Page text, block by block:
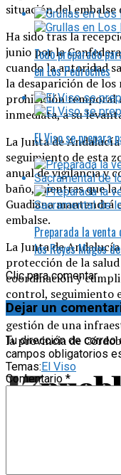
situación del
Ha sido tras la
junio por la
cuando la autoridad
la desaparición de
prohibición temporal
inmediata, a su
La Junta de
seguimiento de esta
anual de vigilancia y
baño, mientras que
Guadiana
embalse.
La Junta de
protección de la
coordinación y
control, seguimiento
administraciones
gestión de una
la provincia de
Temas: El Viso
Todo preparado
en Los Pedroches
El Viso se prepara
Preparada la
los Reyes Magos
Clic para comentar
Dejar un
Tu dirección de correo
campos obligatorios
Comentario *